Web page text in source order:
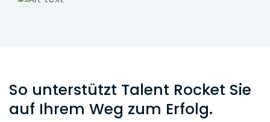
So unterstützt Talent Rocket Sie
auf Ihrem Weg zum Erfolg.